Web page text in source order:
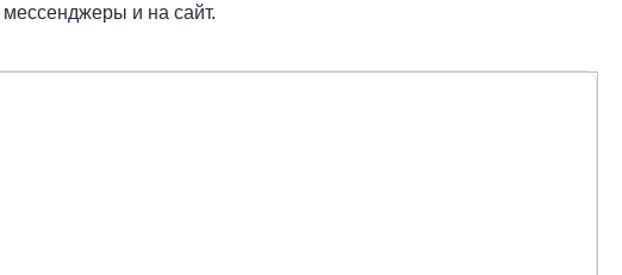
мессенджеры и на сайт.